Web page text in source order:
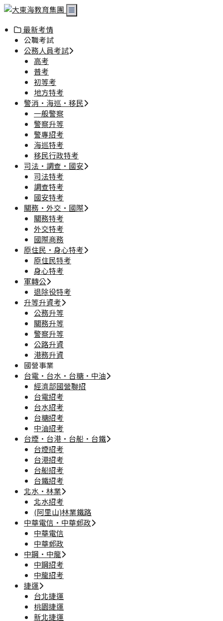
最新考情
公職考試
公務人員考試
高考
普考
初等考
地方特考
警消·海巡·移民
一般警察
警察升等
警專招考
海巡特考
移民行政特考
司法·調查·國安
司法特考
調查特考
國安特考
關務·外交·國際
關務特考
外交特考
國際商務
原住民·身心特考
原住民特考
身心特考
軍轉公
退除役特考
升等升資考
公務升等
關務升等
警察升等
公路升資
港務升資
國營事業
台電·台水·台糖·中油
經濟部國營聯招
台電招考
台水招考
台糖招考
中油招考
台煙·台港·台船·台鐵
台煙招考
台港招考
台船招考
台鐵招考
北水·林業
北水招考
(阿里山)林業鐵路
中華電信·中華郵政
中華電信
中華郵政
中鋼·中龍
中鋼招考
中龍招考
捷運
台北捷運
桃園捷運
新北捷運